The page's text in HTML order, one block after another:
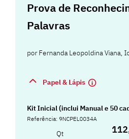
Prova de
Palavras
por Fernanda Leopoldina Viana,
Papel & Lápis
Kit Inicial (inclui Manual e 50
Referência: 9NCPEL0034A
Qt